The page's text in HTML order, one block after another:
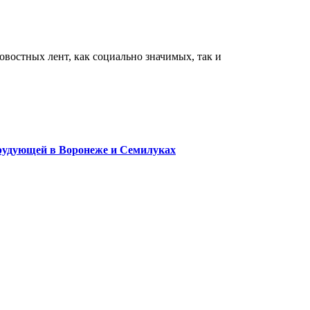
лент, как социально значимых, так и
в Воронеже и Семилуках